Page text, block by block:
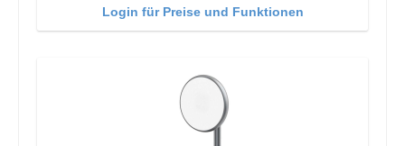
Login für Preise und Funktionen